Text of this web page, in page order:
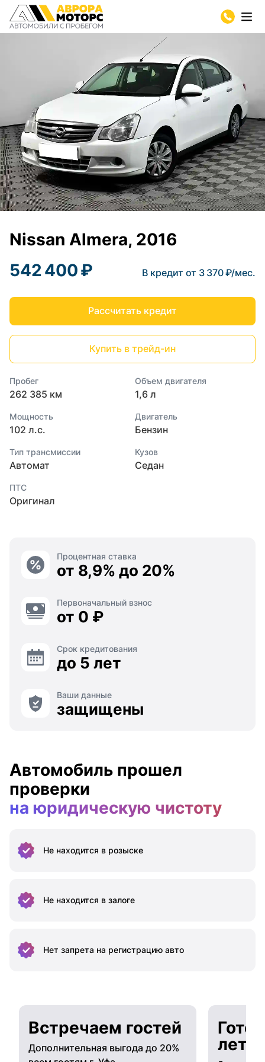
Nissan Almera, 2016
542 400 ₽
В кредит от 3 370 ₽/мес.
Рассчитать кредит
Купить в трейд-ин
Пробег
262 385 км
Объем двигателя
1,6 л
Мощность
102 л.с.
Двигатель
Бензин
Тип трансмиссии
Автомат
Кузов
Седан
ПТС
Оригинал
Процентная ставка
от 8,9% до 20%
Первоначальный взнос
от 0 ₽
Срок кредитования
до 5 лет
Ваши данные
защищены
Автомобиль прошел
проверки
на юридическую чистоту
Не находится в розыске
Не находится в залоге
Нет запрета на регистрацию авто
Встречаем гостей
Дополнительная выгода до 20%